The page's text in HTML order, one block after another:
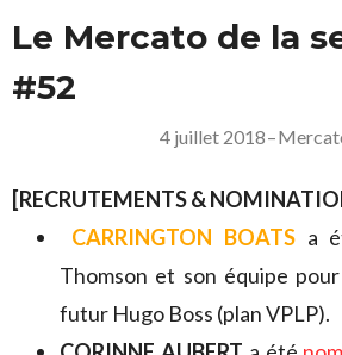
Le Mercato de la
#52
4 juillet 2018–
[RECRUTEMENTS &
CARRINGTON BOATS a
Thomson et son équipe
futur Hugo Boss (plan VPLP).